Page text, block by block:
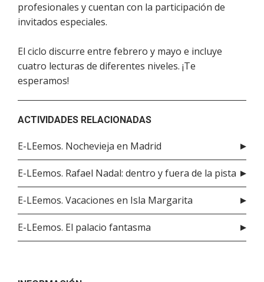
profesionales y cuentan con la participación de
invitados especiales.
El ciclo discurre entre febrero y mayo e incluye
cuatro lecturas de diferentes niveles. ¡Te
esperamos!
ACTIVIDADES RELACIONADAS
E-LEemos. Nochevieja en Madrid
E-LEemos. Rafael Nadal: dentro y fuera de la pista
E-LEemos. Vacaciones en Isla Margarita
E-LEemos. El palacio fantasma